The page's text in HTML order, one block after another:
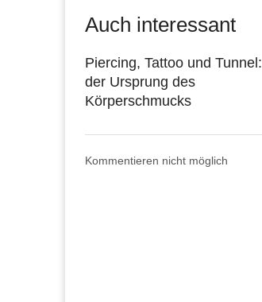
Auch interessant
Piercing, Tattoo und Tunnel:
der Ursprung des
Körperschmucks
Kommentieren nicht möglich